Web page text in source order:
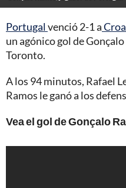
Portugalvenció 2-1 a
un agónico gol de
Toronto.
A los 94 minutos, Rafael
Ramos le ganó a los
Vea el gol de Gonçalo